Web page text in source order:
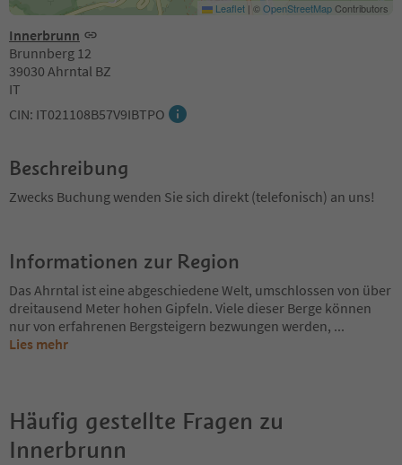
Innerbrunn
Brunnberg 12
39030 Ahrntal BZ
IT
CIN: IT021108B57V9IBTPO
Leaflet | ©OpenStreetMapContributors
Beschreibung
Zwecks Buchung wenden Sie sich direkt (telefonisch) an uns!
Informationen zur Region
Das Ahrntal ist eine abgeschiedene Welt, umschlossen von über
dreitausend Meter hohen Gipfeln. Viele dieser Berge können
nur von erfahrenen Bergsteigern bezwungen werden, ...
Lies mehr
Häufig gestellte Fragen zu
Innerbrunn